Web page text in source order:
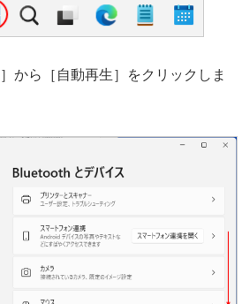
から［自動再生］をクリックしま